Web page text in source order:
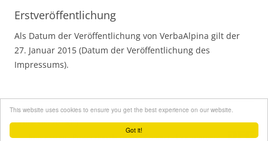
Got it!
This website uses cookies to ensure you get the best experience on our website.
Erstveröffentlichung
Als Datum der Veröffentlichung von VerbaAlpina gilt der
27. Januar 2015 (Datum der Veröffentlichung des
Impressums).
Online seit 2015(!!!)
Impressum-Protecziun da datas-Contact-Licenziament